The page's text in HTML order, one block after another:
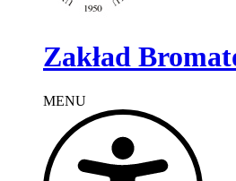
Zakład
MENU